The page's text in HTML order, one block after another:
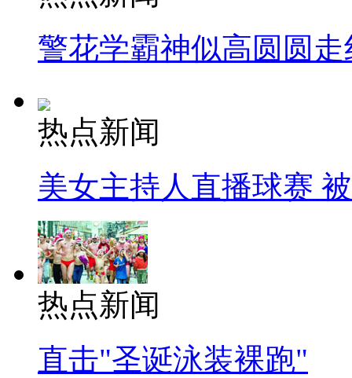
警花学霸神似高圆圆走
热点新闻
美女主持人直播球赛
热点新闻
直击"圣诞泳装裸跑"